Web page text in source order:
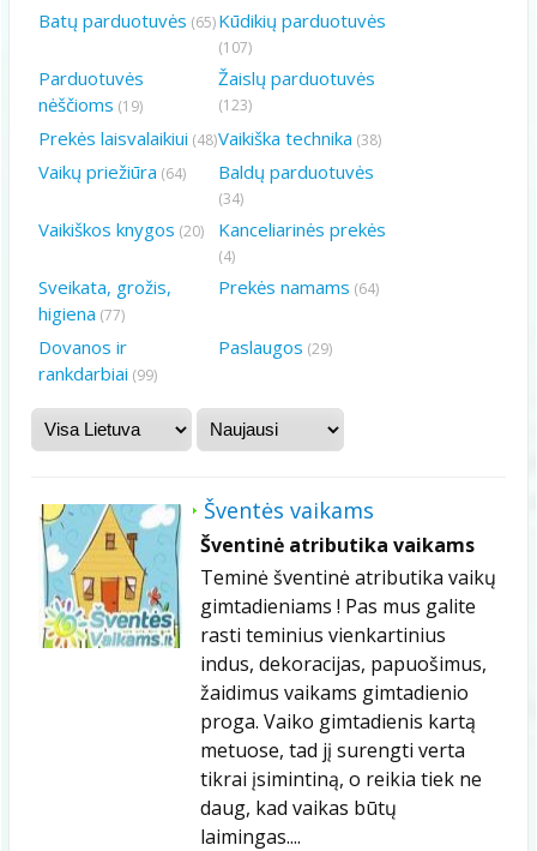
Batų parduotuvės (65)Kūdikių parduotuvės
(107)
Parduotuvės
nėščioms (19)
Žaislų parduotuvės
(123)
Prekės laisvalaikiui (48)Vaikiška technika (38)
Vaikų priežiūra (64) Baldų parduotuvės
(34)
Vaikiškos knygos (20) Kanceliarinės prekės
(4)
Sveikata, grožis,
higiena (77)
Prekės namams (64)
Dovanos ir
rankdarbiai (99)
Paslaugos (29)
Šventės vaikams
Šventinė atributika vaikams
Teminė šventinė atributika vaikų
gimtadieniams ! Pas mus galite
rasti teminius vienkartinius
indus, dekoracijas, papuošimus,
žaidimus vaikams gimtadienio
proga. Vaiko gimtadienis kartą
metuose, tad jį surengti verta
tikrai įsimintiną, o reikia tiek ne
daug, kad vaikas būtų
laimingas....